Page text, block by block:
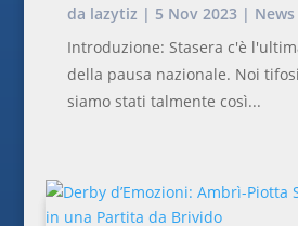
da lazytiz | 5 Nov 2023| News
Introduzione: Stasera c'è
della pausa nazionale. Noi
siamo stati talmente così...